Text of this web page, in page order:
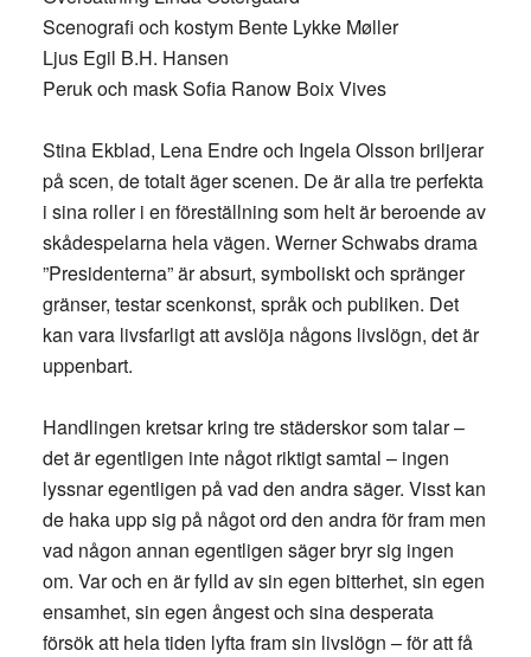
Scenografi och kostym Bente Lykke Møller
Ljus Egil B.H. Hansen
Peruk och mask Sofia Ranow Boix Vives
Stina Ekblad, Lena Endre och Ingela Olsson briljerar
på scen, de totalt äger scenen. De är alla tre perfekta
i sina roller i en föreställning som helt är beroende av
skådespelarna hela vägen. Werner Schwabs drama
”Presidenterna” är absurt, symboliskt och spränger
gränser, testar scenkonst, språk och publiken. Det
kan vara livsfarligt att avslöja någons livslögn, det är
uppenbart.
Handlingen kretsar kring tre städerskor som talar –
det är egentligen inte något riktigt samtal – ingen
lyssnar egentligen på vad den andra säger. Visst kan
de haka upp sig på något ord den andra för fram men
vad någon annan egentligen säger bryr sig ingen
om. Var och en är fylld av sin egen bitterhet, sin egen
ensamhet, sin egen ångest och sina desperata
försök att hela tiden lyfta fram sin livslögn – för att få